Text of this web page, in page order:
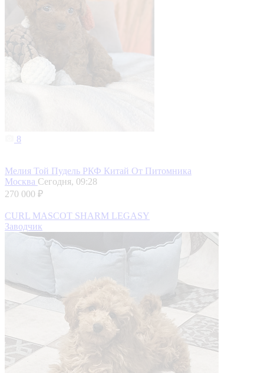
8
Мелия Той Пудель РКФ Китай От Питомника
Москва Сегодня, 09:28
270 000 ₽
CURL MASCOT SHARM LEGASY
Заводчик